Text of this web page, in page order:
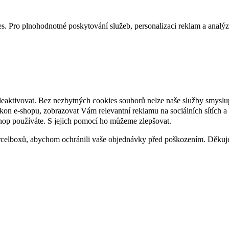
Pro plnohodnotné poskytování služeb, personalizaci reklam a
Bez nezbytných cookies souborů nelze naše služby
e-shopu, zobrazovat Vám relevantní reklamu na sociálních sítích
používáte. S jejich pomocí ho můžeme zlepšovat.
abychom ochránili vaše objednávky před poškozením.